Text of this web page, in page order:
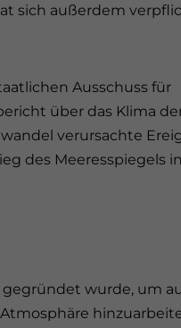
sich außerdem
Ausschuss für
über das Klima
verursachte
des Meeresspiegels
gegründet wurde, um